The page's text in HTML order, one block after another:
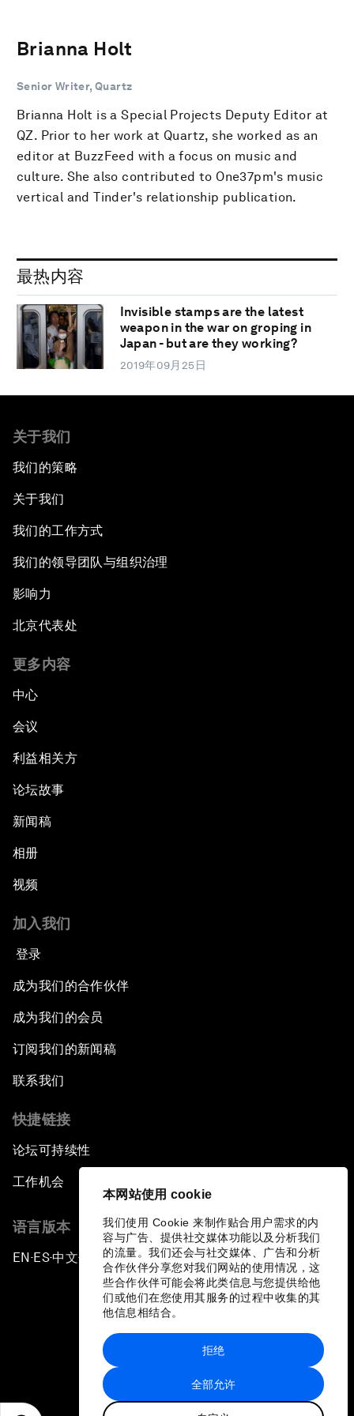
本网站使用 cookie
我们使用 Cookie 来制作贴合用户需求的内
容与广告、提供社交媒体功能以及分析我们
的流量。我们还会与社交媒体、广告和分析
合作伙伴分享您对我们网站的使用情况，这
些合作伙伴可能会将此类信息与您提供给他
们或他们在您使用其服务的过程中收集的其
他信息相结合。
全部允许
拒绝
Brianna Holt
Senior Writer, Quartz
Brianna Holt is a Special Projects Deputy Editor at
QZ. Prior to her work at Quartz, she worked as an
editor at BuzzFeed with a focus on music and
culture. She also contributed to One37pm's music
vertical and Tinder's relationship publication.
最热内容
Invisible stamps are the latest
weapon in the war on groping in
Japan - but are they working?
2019年09月25日
关于我们
我们的策略
关于我们
我们的工作方式
我们的领导团队与组织治理
影响力
北京代表处
更多内容
中心
会议
利益相关方
论坛故事
新闻稿
相册
视频
加入我们
登录
成为我们的合作伙伴
成为我们的会员
订阅我们的新闻稿
联系我们
快捷链接
论坛可持续性
工作机会
语言版本
EN ▪ ES▪中文▪ 日本語
站点地图